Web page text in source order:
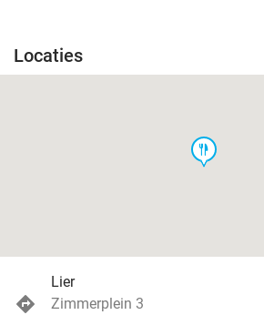
Locaties
food
Lier
Zimmerplein 3